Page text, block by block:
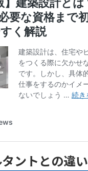
ントとの違い